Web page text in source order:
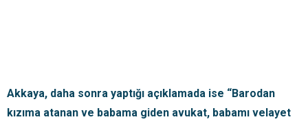
Akkaya, daha sonra yaptığı açıklamada ise “Barodan
kızıma atanan ve babama giden avukat, babamı velayet